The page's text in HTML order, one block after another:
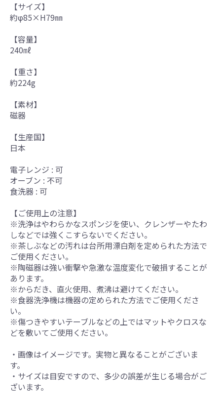
【サイズ】
約φ85×H79㎜
【容量】
240㎖
【重さ】
約224g
【素材】
磁器
【生産国】
日本
電子レンジ : 可
オーブン : 不可
食洗器 : 可
【ご使用上の注意】
※洗浄はやわらかなスポンジを使い、クレンザーやたわ
しなどでは強くこすらないでください。
※茶しぶなどの汚れは台所用漂白剤を定められた方法で
ご使用ください。
※陶磁器は強い衝撃や急激な温度変化で破損することが
あります。
※からだき、直火使用、煮沸は避けてください。
※食器洗浄機は機器の定められた方法でご使用くださ
い。
※傷つきやすいテーブルなどの上ではマットやクロスな
どを敷いてご使用ください。
・画像はイメージです。実物と異なることがございま
す。
・サイズは目安ですので、多少の誤差が生じる場合がご
ざいます。